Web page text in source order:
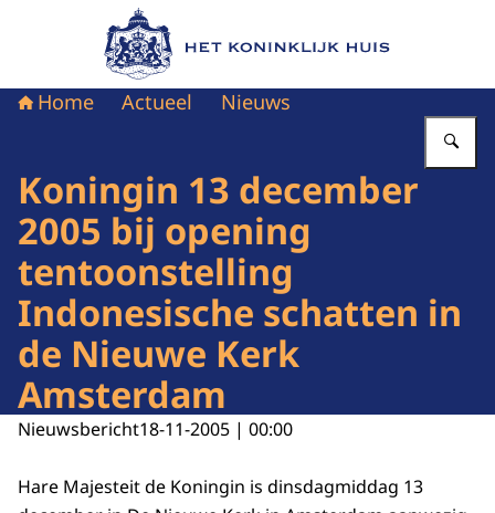
Naar de homepage van Het Koninklijk Huis
Home Actueel Nieuws
Koningin 13 december
2005 bij opening
tentoonstelling
Indonesische schatten in
de Nieuwe Kerk
Amsterdam
Nieuwsbericht18-11-2005 | 00:00
Hare Majesteit de Koningin is dinsdagmiddag 13